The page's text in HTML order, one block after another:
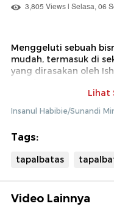
3,805 Views | Selasa, 06
Menggeluti sebuah
mudah, termasuk di
yang dirasakan oleh
Kabupaten Timor
Detikcom bersama
infrastruktur, hingga
program ini ikuti
Lihat
Insanul Habibie/Sunandi
Tags:
tapalbatas
Video Lainnya